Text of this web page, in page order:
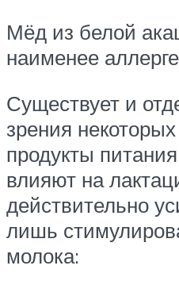
Мёд из белой
наименее
Существует и
зрения
продукты
влияют на
действительно
лишь
молока: